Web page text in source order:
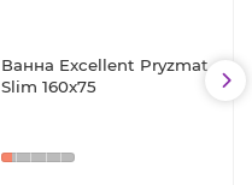
Ванна Excellent Pryzmat
Slim 160x75